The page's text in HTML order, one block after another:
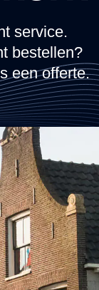
service.
bestellen?
een offerte.